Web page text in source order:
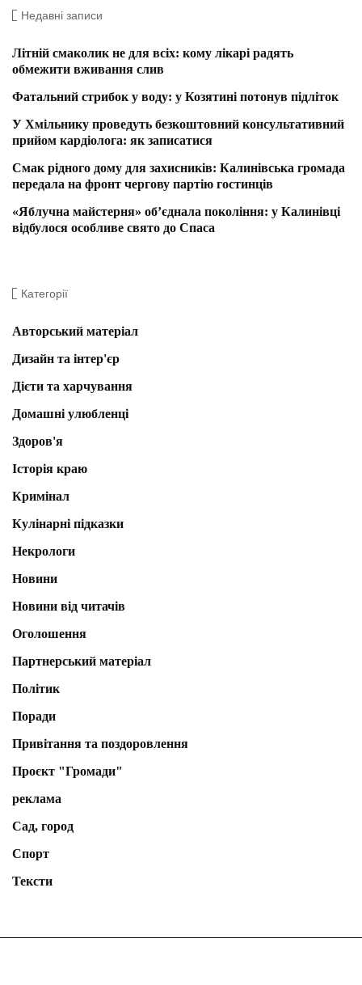
Недавні записи
Літній смаколик не для всіх: кому лікарі радять
обмежити вживання слив
Фатальний стрибок у воду: у Козятині потонув підліток
У Хмільнику проведуть безкоштовний консультативний
прийом кардіолога: як записатися
Смак рідного дому для захисників: Калинівська громада
передала на фронт чергову партію гостинців
«Яблучна майстерня» об’єднала покоління: у Калинівці
відбулося особливе свято до Спаса
Категорії
Авторський матеріал
Дизайн та інтер'єр
Дієти та харчування
Домашні улюбленці
Здоров'я
Історія краю
Кримінал
Кулінарні підказки
Некрологи
Новини
Новини від читачів
Оголошення
Партнерський матеріал
Політик
Поради
Привітання та поздоровлення
Проєкт "Громади"
реклама
Сад, город
Спорт
Тексти